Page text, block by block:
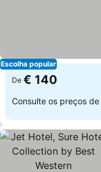
Escolha popular
De € 140
Consulte os preços de